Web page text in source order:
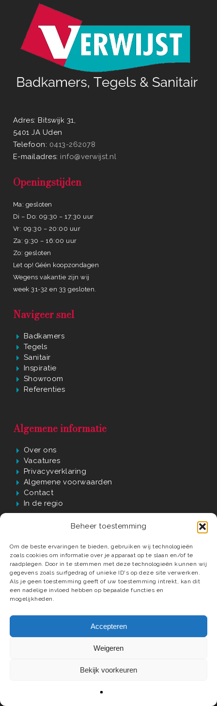
Beheer toestemming
Om de beste ervaringen te bieden, gebruiken wij technologieën
zoals cookies om informatie over je apparaat op te slaan en/of te
raadplegen. Door in te stemmen met deze technologieën kunnen wij
gegevens zoals surfgedrag of unieke ID's op deze site verwerken.
Als je geen toestemming geeft of uw toestemming intrekt, kan dit
een nadelige invloed hebben op bepaalde functies en
mogelijkheden.
Accepteren
Weigeren
Bekijk voorkeuren
Adres: Bitswijk 31,
5401 JA Uden
Telefoon: 0413-262078
E-mailadres: info@verwijst.nl
Openingstijden
Ma: gesloten
Di – Do: 09:30 – 17:30 uur
Vr: 09:30 – 20:00 uur
Za: 9:30 – 16:00 uur
Zo: gesloten
Let op! Géén koopzondagen
Wegens vakantie zijn wij
week 31-32 en 33 gesloten.
Navigeer snel
Badkamers
Tegels
Sanitair
Inspiratie
Showroom
Referenties
Algemene informatie
Over ons
Vacatures
Privacyverklaring
Algemene voorwaarden
Contact
In de regio
Waarom Verwijst?
60 jaar passie, kwaliteit én vakmanschap
Luxe badkamer materialen en elementen
Compleet ontzorgd tot in detail
Deskundige installateurs
Mediaversa.